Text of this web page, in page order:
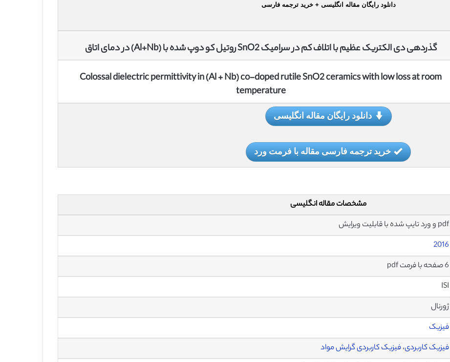
دانلود رایگان مقاله انگلیسی + خرید ترجمه فارسی
گذردهی دی الکتریک عظیم با اتلاف کم در سرامیک SnO2 روتیل کو دوپ شده با (Al+Nb) در دمای اتاق
Colossal dielectric permittivity in (Al + Nb) co-doped rutile SnO2 ceramics with low loss at room
temperature
دانلود رایگان مقاله انگلیسی
خرید ترجمه فارسی مقاله با فرمت ورد
مشخصات مقاله انگلیسی
pdf و ورد تایپ شده با قابلیت ویرایش
2016
6 صفحه با فرمت pdf
ISI
ژورنال
فیزیک
فیزیک کاربردی،فیزیک کاربردی گرایش مواد